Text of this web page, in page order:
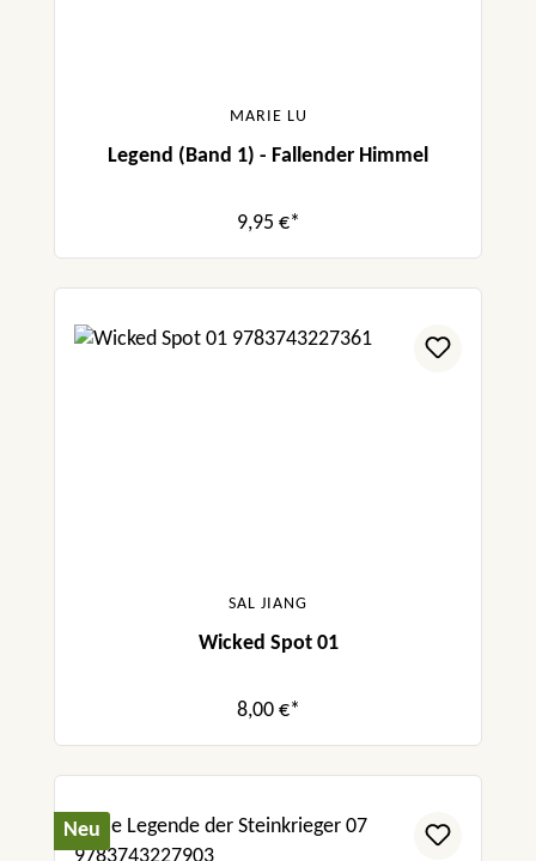
MARIE LU
Legend (Band 1) - Fallender Himmel
9,95 €*
SAL JIANG
Wicked Spot 01
8,00 €*
Neu